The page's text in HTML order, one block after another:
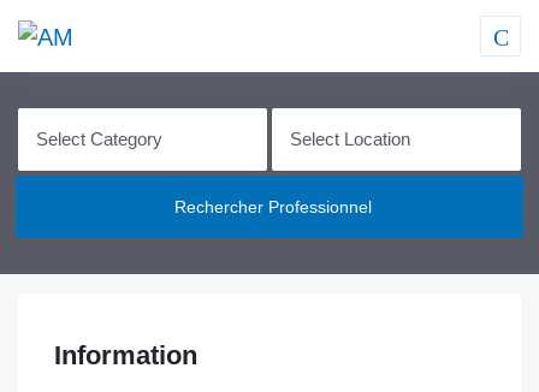
Rechercher Professionnel
Information